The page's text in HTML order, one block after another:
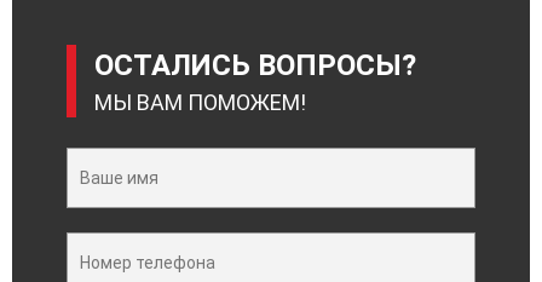
ОСТАЛИСЬ ВОПРОСЫ?
МЫ ВАМ ПОМОЖЕМ!